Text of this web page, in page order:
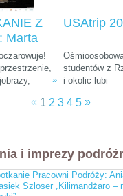
kulturę.
Z
Marta
i
Australii"
spotkać
ciekawa
ludzie na
»
USAtrip
studentów z
i okolic lubi
równa się móc.
tej idei co roku
r. Na koncie
cztery
przygotowują
następnej.
« 1 2 3 4 5 »
i imprezy
Pracowni Podróży:
Szloser „Kilimandżaro –